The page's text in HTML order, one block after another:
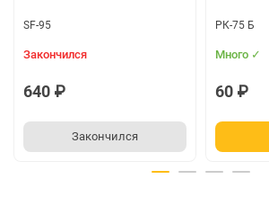
SF-95
Закончился
640 ₽
Закончился
РК-75 Б
Много ✓
60 ₽